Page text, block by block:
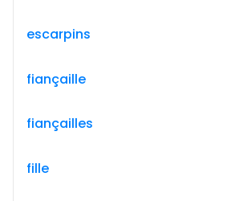
escarpins
fiançaille
fiançailles
fille